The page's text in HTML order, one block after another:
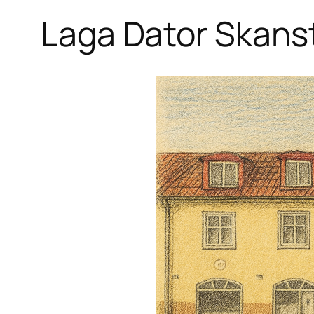
Laga Dator